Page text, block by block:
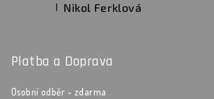
Hodnocení produktu je 5 z 5 hvězdiček.
| Nikol Ferklová
Platba a Doprava
Osobní odběr - zdarma